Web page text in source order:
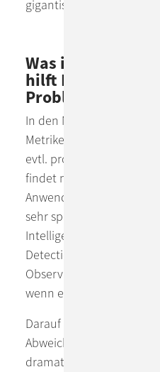
gigantischen
Was ist Anomaly
hilft KI bei der
Problemen in IT-
In den Myriaden
Metriken versteckt sich
evtl. problematische
findet man diese Nadel
Anwendungsfeld der
sehr spannenden Use
Intelligence (AI). Kurz
Detection System
Observability-Daten ein
wenn es "normal"
Darauf basierend ist es
Abweichungen von
dramatisch erhöhter